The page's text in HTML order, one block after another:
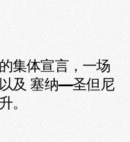
集体宣言，一场
及 塞纳—圣但尼
。